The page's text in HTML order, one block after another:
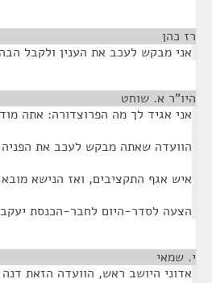
רז כהן
אני מבקש לעכב את הענין ולקבל
היו"ר א. שוחט
אני אגיד לך מה הפרוצדורה: אתה
הוועדה שאתה מבקש לעכב את
איש אגף התקציבים, ואז הנישא מובא
הצעה לסדר-היום לחבר-הכנסת
י. שמאי
אדוני היושב ראש, הוועדה הזאת